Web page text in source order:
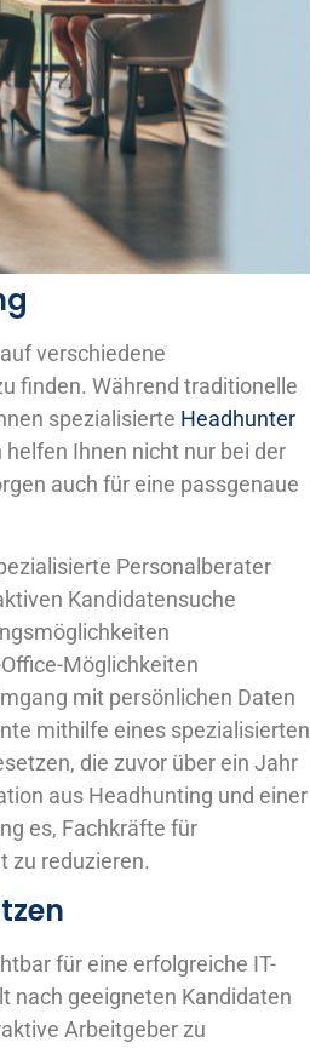
verschiedene
finden. Während traditionelle
spezialisierte Headhunter
Ihnen nicht nur bei der
auch für eine passgenaue
Personalberater
Kandidatensuche
Möglichkeiten
mit persönlichen Daten
mithilfe eines spezialisierten
die zuvor über ein Jahr
aus Headhunting und einer
es, Fachkräfte für
zu reduzieren.
für eine erfolgreiche IT-
nach geeigneten Kandidaten
Arbeitgeber zu